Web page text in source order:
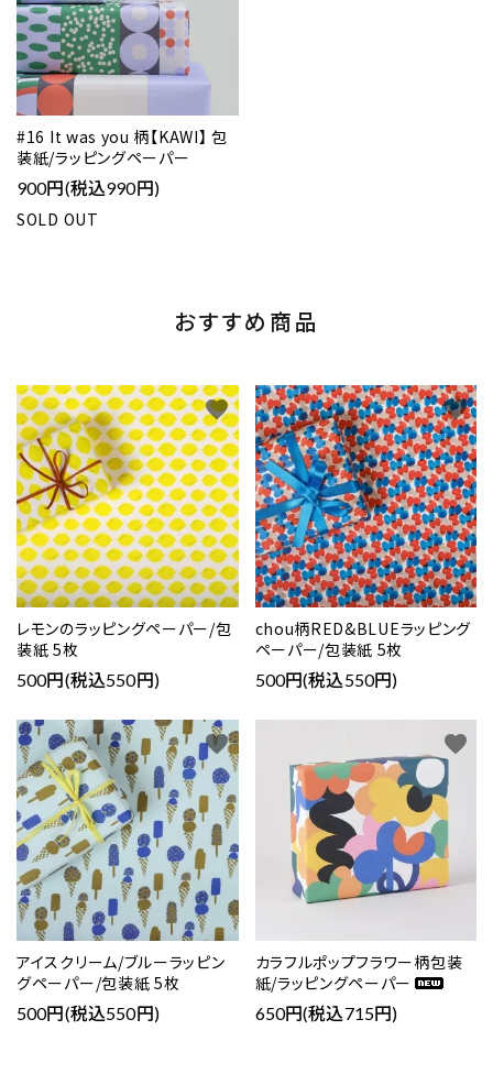
#16 It was you 柄【KAWI】 包
装紙/ラッピングペーパー
900円(税込990円)
SOLD OUT
おすすめ商品
レモンのラッピングペーパー/包
装紙 5枚
500円(税込550円)
favorite
chou柄RED&BLUEラッピング
ペーパー/包装紙 5枚
500円(税込550円)
favorite
アイスクリーム/ブルーラッピン
グペーパー/包装紙 5枚
500円(税込550円)
favorite
カラフルポップフラワー柄包装
紙/ラッピングペーパー
650円(税込715円)
favorite